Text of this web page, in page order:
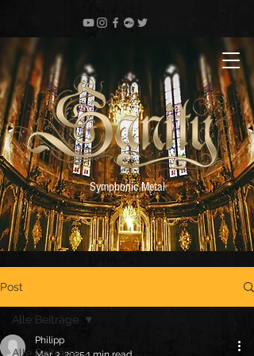
Symphonic Metal
Post
Alle Beiträge
Alle Beiträge
Philipp